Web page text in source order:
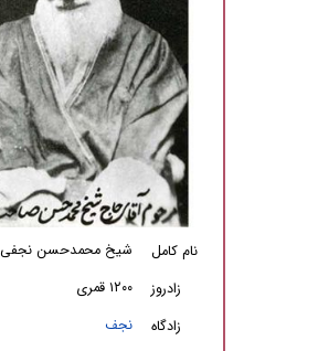
نام کامل
شیخ محمدحسن نجفی
زادروز
۱۲۰۰ قمری
زادگاه
نجف